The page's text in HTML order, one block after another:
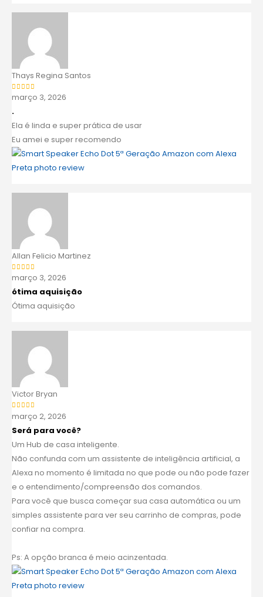
Thays Regina Santos
Avaliação 5de 5
março 3, 2026
.
Ela é linda e super prática de usar
Eu amei e super recomendo
Allan Felicio Martinez
Avaliação 5de 5
março 3, 2026
ótima aquisição
Ótima aquisição
Victor Bryan
Avaliação 5de 5
março 2, 2026
Será para você?
Um Hub de casa inteligente.
Não confunda com um assistente de inteligência artificial, a
Alexa no momento é limitada no que pode ou não pode fazer
e o entendimento/compreensão dos comandos.
Para você que busca começar sua casa automática ou um
simples assistente para ver seu carrinho de compras, pode
confiar na compra.
Ps: A opção branca é meio acinzentada.